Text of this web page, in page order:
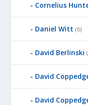
Cornelius
Daniel Witt (6)
David Berlinski
David
David